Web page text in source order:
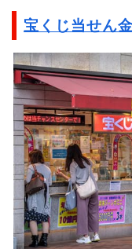
宝くじ当せん